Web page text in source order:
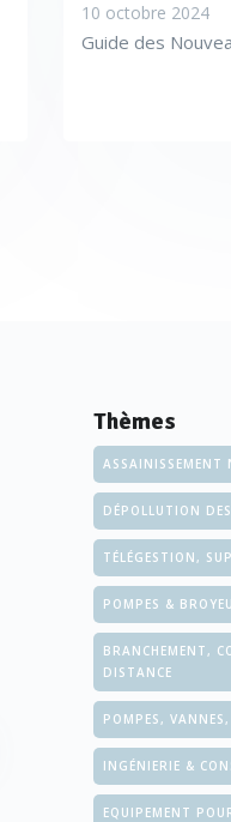
10 octobre 2024
Guide des
Thèmes
ASSAINISSEMENT
DÉPOLLUTION
TÉLÉGESTION,
POMPES &
BRANCHEMENT,
DISTANCE
POMPES,
INGÉNIERIE &
EQUIPEMENT